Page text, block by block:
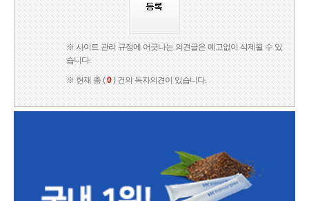
※ 사이트 관리 규정에 어긋나는 의견글은 예고없이 삭제될 수 있
습니다.
※ 현재 총 (0) 건의 독자의견이 있습니다.